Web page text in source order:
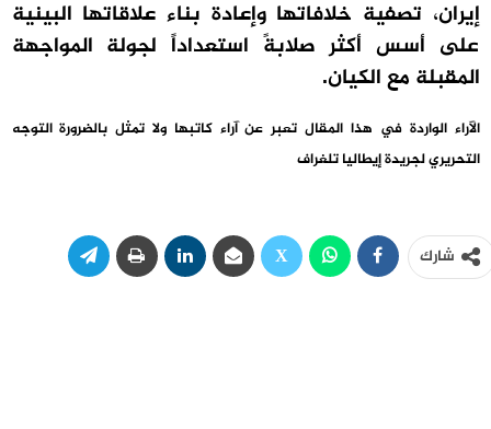
إيران، تصفية خلافاتها وإعادة بناء علاقاتها البينية
على أسس أكثر صلابةً استعداداً لجولة المواجهة
المقبلة مع الكيان.
الآراء الواردة في هذا المقال تعبر عن آراء كاتبها ولا تمثل بالضرورة التوجه
التحريري لجريدة إيطاليا تلغراف
شارك